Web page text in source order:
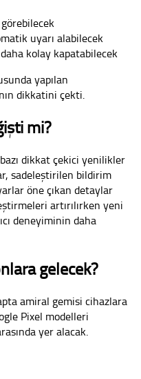
uyarı alabilecek
kolay kapatabilecek
yapılan
dikkatini çekti.
mi?
dikkat çekici yenilikler
sadeleştirilen bildirim
öne çıkan detaylar
artırılırken yeni
deneyiminin daha
gelecek?
amiral gemisi cihazlara
Pixel modelleri
yer alacak.